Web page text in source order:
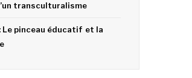
transculturalisme
Le pinceau éducatif et la